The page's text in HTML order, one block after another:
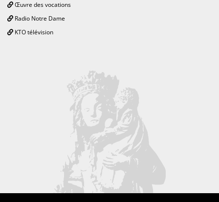
Œuvre des vocations
Radio Notre Dame
KTO télévision